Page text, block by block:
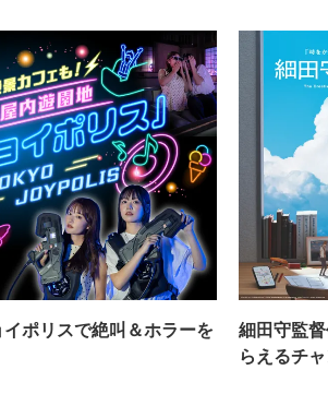
ポリスで絶叫＆ホラーを
細田守監
らえるチャ